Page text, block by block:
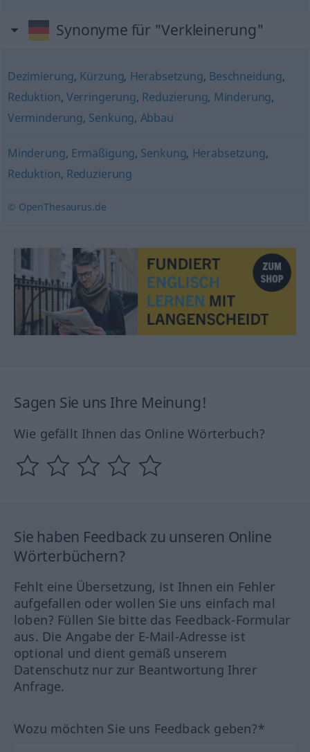
Synonyme für "Verkleinerung"
Dezimierung, Kürzung, Herabsetzung, Beschneidung,
Reduktion, Verringerung, Reduzierung, Minderung,
Verminderung, Senkung, Abbau
Minderung, Ermäßigung, Senkung, Herabsetzung,
Reduktion, Reduzierung
© OpenThesaurus.de
Sagen Sie uns Ihre Meinung!
Wie gefällt Ihnen das Online Wörterbuch?
Sie haben Feedback zu unseren Online
Wörterbüchern?
Fehlt eine Übersetzung, ist Ihnen ein Fehler
aufgefallen oder wollen Sie uns einfach mal
loben? Füllen Sie bitte das Feedback-Formular
aus. Die Angabe der E-Mail-Adresse ist
optional und dient gemäß unserem
Datenschutz nur zur Beantwortung Ihrer
Anfrage.
Wozu möchten Sie uns Feedback geben?*